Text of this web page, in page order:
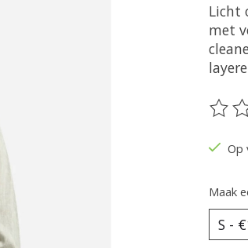
Licht
met
De
Op
Maak